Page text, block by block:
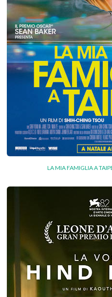
LA MIA FAMIGLIA A